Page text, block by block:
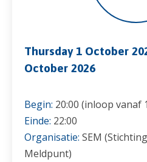
Thursday 1 October
October 2026
Begin: 20:00 (inloop vanaf
Einde: 22:00
Organisatie: SEM
Meldpunt)